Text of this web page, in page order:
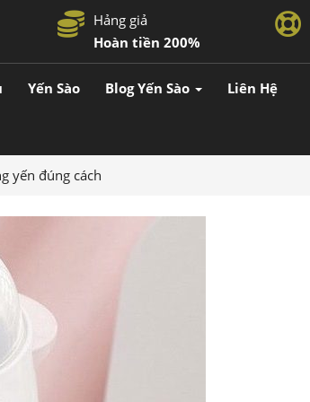
Hảng giả
Hoàn tiền 200%
Yến Sào Blog Yến Sào Liên Hệ
yến đúng cách